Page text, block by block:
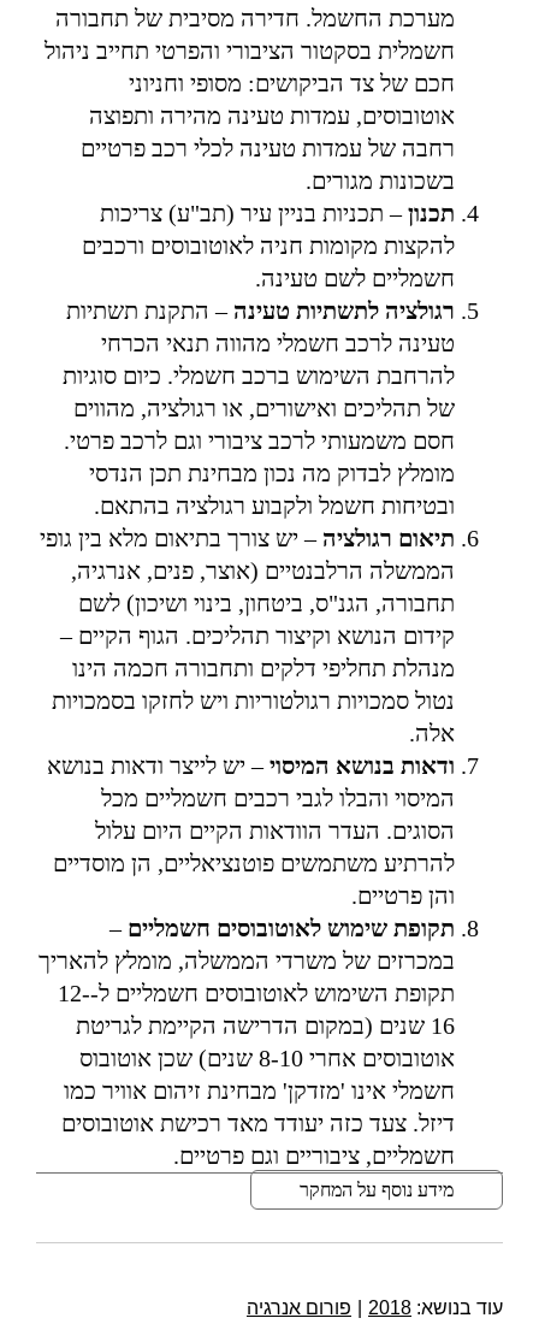
מערכת החשמל. חדירה מסיבית של תחבורה
חשמלית בסקטור הציבורי והפרטי תחייב ניהול
חכם של צד הביקושים: מסופי וחניוני
אוטובוסים, עמדות טעינה מהירה ותפוצה
רחבה של עמדות טעינה לכלי רכב פרטיים
בשכונות מגורים.
תכנון– תכניות בניין עיר (תב"ע) צריכות
להקצות מקומות חניה לאוטובוסים ורכבים
חשמליים לשם טעינה.
רגולציה לתשתיות טעינה – התקנת תשתיות
טעינה לרכב חשמלי מהווה תנאי הכרחי
להרחבת השימוש ברכב חשמלי. כיום סוגיות
של תהליכים ואישורים, או רגולציה, מהווים
חסם משמעותי לרכב ציבורי וגם לרכב פרטי.
מומלץ לבדוק מה נכון מבחינת תכן הנדסי
ובטיחות חשמל ולקבוע רגולציה בהתאם.
תיאום רגולציה – יש צורך בתיאום מלא בין גופי
הממשלה הרלבנטיים (אוצר, פנים, אנרגיה,
תחבורה, הגנ"ס, ביטחון, בינוי ושיכון) לשם
קידום הנושא וקיצור תהליכים. הגוף הקיים –
מנהלת תחליפי דלקים ותחבורה חכמה הינו
נטול סמכויות רגולטוריות ויש לחזקו בסמכויות
אלה.
ודאות בנושא המיסוי– יש לייצר ודאות בנושא
המיסוי והבלו לגבי רכבים חשמליים מכל
הסוגים. העדר הוודאות הקיים היום עלול
להרתיע משתמשים פוטנציאליים, הן מוסדיים
והן פרטיים.
תקופת שימוש לאוטובוסים חשמליים –
במכרזים של משרדי הממשלה, מומלץ להאריך
תקופת השימוש לאוטובוסים חשמליים ל-12-
16 שנים (במקום הדרישה הקיימת לגריטת
אוטובוסים אחרי 8-10 שנים) שכן אוטובוס
חשמלי אינו 'מזדקן' מבחינת זיהום אוויר כמו
דיזל. צעד כזה יעודד מאד רכישת אוטובוסים
חשמליים, ציבוריים וגם פרטיים.
מידע נוסף על המחקר
עוד בנושא: 2018 פורום אנרגיה